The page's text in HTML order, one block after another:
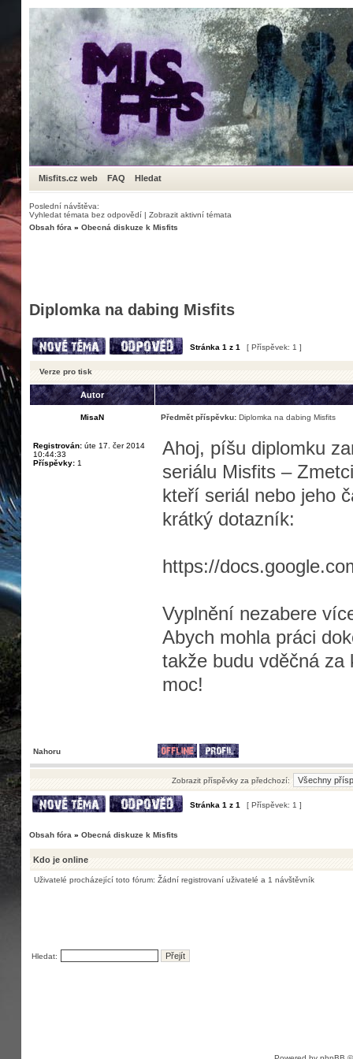
Misfits.cz web FAQ Hledat
Poslední návštěva:
Vyhledat témata bez odpovědí | Zobrazit aktivní témata
Obsah fóra » Obecná diskuze k Misfits
Diplomka na dabing Misfits
Stránka 1 z 1 [ Příspěvek: 1 ]
Verze pro tisk
Autor
MisaN Předmět příspěvku: Diplomka na dabing Misfits
Registrován: úte 17. čer 2014
10:44:33
Příspěvky: 1
Ahoj, píšu diplomku
seriálu Misfits –
kteří seriál nebo jeho
krátký dotazník:
https://
Vyplnění nezabere
Abych mohla práci
takže budu vděčná
moc!
Nahoru
Zobrazit příspěvky za předchozí:
Stránka 1 z 1 [ Příspěvek: 1 ]
Obsah fóra » Obecná diskuze k Misfits
Kdo je online
Uživatelé procházející toto fórum: Žádní registrovaní uživatelé a 1 návštěvník
Hledat: